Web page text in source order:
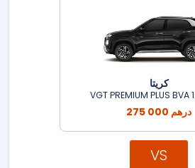
كريتا
275 000 درهم
VS